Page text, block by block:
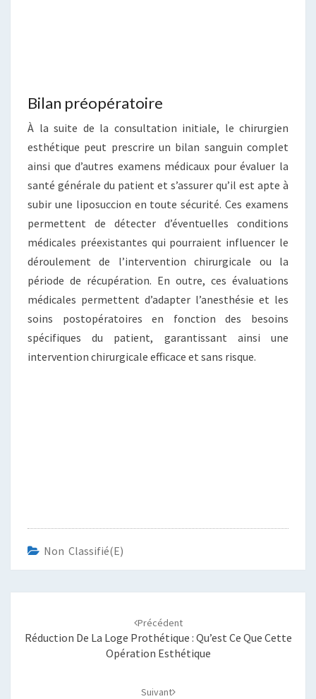
Bilan préopératoire
À la suite de la consultation initiale, le chirurgien
esthétique peut prescrire un bilan sanguin complet
ainsi que d’autres examens médicaux pour évaluer la
santé générale du patient et s’assurer qu’il est apte à
subir une liposuccion en toute sécurité. Ces examens
permettent de détecter d’éventuelles conditions
médicales préexistantes qui pourraient influencer le
déroulement de l’intervention chirurgicale ou la
période de récupération. En outre, ces évaluations
médicales permettent d’adapter l’anesthésie et les
soins postopératoires en fonction des besoins
spécifiques du patient, garantissant ainsi une
intervention chirurgicale efficace et sans risque.
Non Classifié(e)
Précédent
Réduction De La Loge Prothétique : Qu’est Ce Que Cette
Opération Esthétique
Suivant